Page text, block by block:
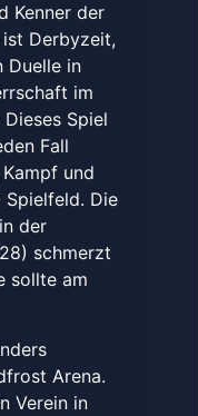
Kenner der
Derbyzeit,
Duelle in
im
Spiel
Fall
und
Spielfeld. Die
der
schmerzt
sollte am
Arena.
Verein in